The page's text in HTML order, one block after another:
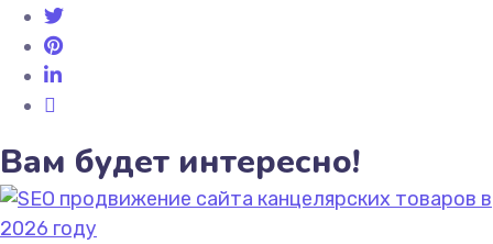
Вам будет интересно!